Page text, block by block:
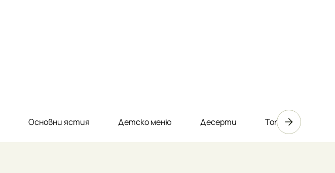
Основни ястия Детско меню Десерти Топли напитки